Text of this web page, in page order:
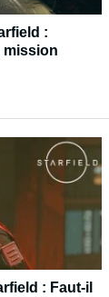
:
mission
: Faut-il